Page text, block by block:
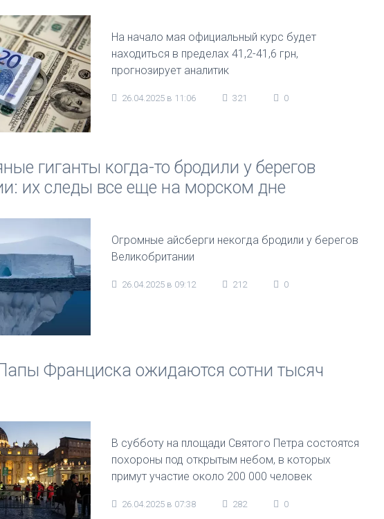
На начало мая официальный курс будет
находиться в пределах 41,2-41,6 грн,
прогнозирует аналитик
26.04.2025 в 11:06 321 0
гиганты когда-то бродили у берегов
их следы все еще на морском дне
Огромные айсберги некогда бродили у берегов
Великобритании
26.04.2025 в 09:12 212 0
Франциска ожидаются сотни тысяч
В субботу на площади Святого Петра состоятся
похороны под открытым небом, в которых
примут участие около 200 000 человек
26.04.2025 в 07:38 282 0